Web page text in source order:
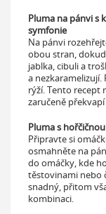
Pluma na pánvi s
symfonie
Na pánvi
obou stran,
jablka, cibuli a
a
rýží. Tento recept
zaručeně
Pluma s
Připravte si
osmahněte na
do omáčky, kde
těstovinami nebo
snadný, přitom
kombinaci.